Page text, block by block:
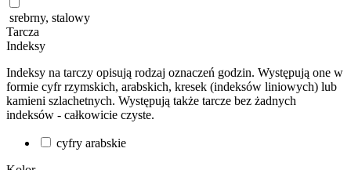
srebrny, stalowy
Tarcza
Indeksy
Indeksy na tarczy opisują rodzaj oznaczeń godzin. Występują one w
formie cyfr rzymskich, arabskich, kresek (indeksów liniowych) lub
kamieni szlachetnych. Występują także tarcze bez żadnych
indeksów - całkowicie czyste.
cyfry arabskie